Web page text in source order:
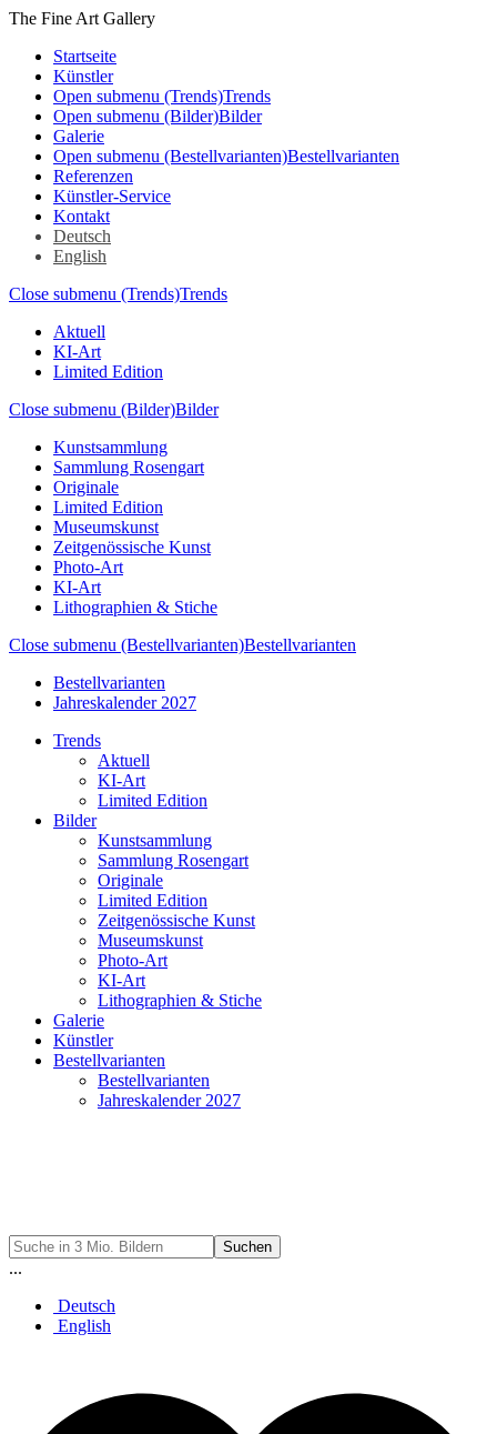
The Fine Art Gallery
Startseite
Künstler
Open submenu (Trends)Trends
Open submenu (Bilder)Bilder
Galerie
Open submenu (Bestellvarianten)Bestellvarianten
Referenzen
Künstler-Service
Kontakt
Deutsch
English
Close submenu (Trends)Trends
Aktuell
KI-Art
Limited Edition
Close submenu (Bilder)Bilder
Kunstsammlung
Sammlung Rosengart
Originale
Limited Edition
Museumskunst
Zeitgenössische Kunst
Photo-Art
KI-Art
Lithographien & Stiche
Close submenu (Bestellvarianten)Bestellvarianten
Bestellvarianten
Jahreskalender 2027
Trends
Aktuell
KI-Art
Limited Edition
Bilder
Kunstsammlung
Sammlung Rosengart
Originale
Limited Edition
Zeitgenössische Kunst
Museumskunst
Photo-Art
KI-Art
Lithographien & Stiche
Galerie
Künstler
Bestellvarianten
Bestellvarianten
Jahreskalender 2027
Suchen
...
Deutsch
English